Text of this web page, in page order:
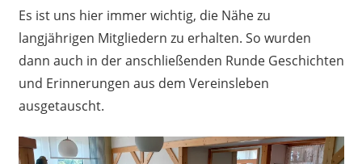
Es ist uns hier immer wichtig, die Nähe zu
langjährigen Mitgliedern zu erhalten. So wurden
dann auch in der anschließenden Runde Geschichten
und Erinnerungen aus dem Vereinsleben
ausgetauscht.